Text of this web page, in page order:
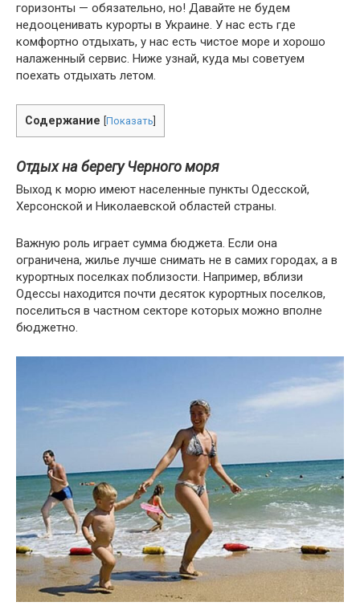
горизонты — обязательно, но! Давайте не будем
недооценивать курорты в Украине. У нас есть где
комфортно отдыхать, у нас есть чистое море и хорошо
налаженный сервис. Ниже узнай, куда мы советуем
поехать отдыхать летом.
Содержание Показать
Отдых на берегу Черного моря
Выход к морю имеют населенные пункты Одесской,
Херсонской и Николаевской областей страны.
Важную роль играет сумма бюджета. Если она
ограничена, жилье лучше снимать не в самих городах, а в
курортных поселках поблизости. Например, вблизи
Одессы находится почти десяток курортных поселков,
поселиться в частном секторе которых можно вполне
бюджетно.